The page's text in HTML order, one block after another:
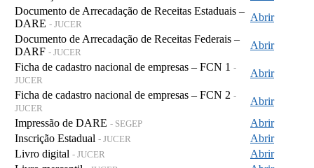
Documento de Arrecadação de Receitas Estaduais –
DARE - JUCER
Abrir
Documento de Arrecadação de Receitas Federais –
DARF - JUCER
Abrir
Ficha de cadastro nacional de empresas – FCN 1 -
JUCER
Abrir
Ficha de cadastro nacional de empresas – FCN 2 -
JUCER
Abrir
Impressão de DARE - SEGEP
Abrir
Inscrição Estadual - JUCER
Abrir
Livro digital - JUCER
Abrir